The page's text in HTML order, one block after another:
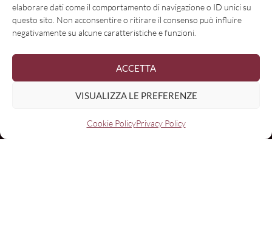
elaborare dati come il comportamento di navigazione o ID unici su
questo sito. Non acconsentire o ritirare il consenso può influire
negativamente su alcune caratteristiche e funzioni.
ACCETTA
VISUALIZZA LE PREFERENZE
Cookie PolicyPrivacy Policy